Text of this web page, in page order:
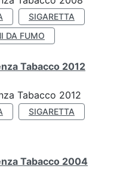
SIGARETTA
DA FUMO
Tabacco 2012
Tabacco 2012
SIGARETTA
Tabacco 2004